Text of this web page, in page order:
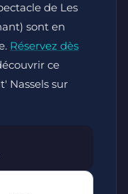
de Les
sont en
Réservez dès
ce
Nassels sur